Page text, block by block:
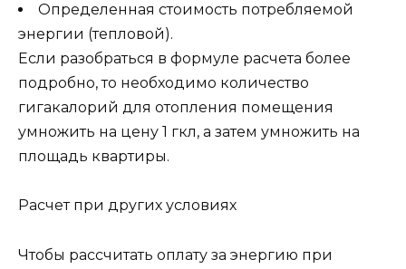
Определенная стоимость потребляемой
энергии (тепловой).
Если разобраться в формуле расчета более
подробно, то необходимо количество
гигакалорий для отопления помещения
умножить на цену 1 гкл, а затем умножить на
площадь квартиры.
Расчет при других условиях
Чтобы рассчитать оплату за энергию при